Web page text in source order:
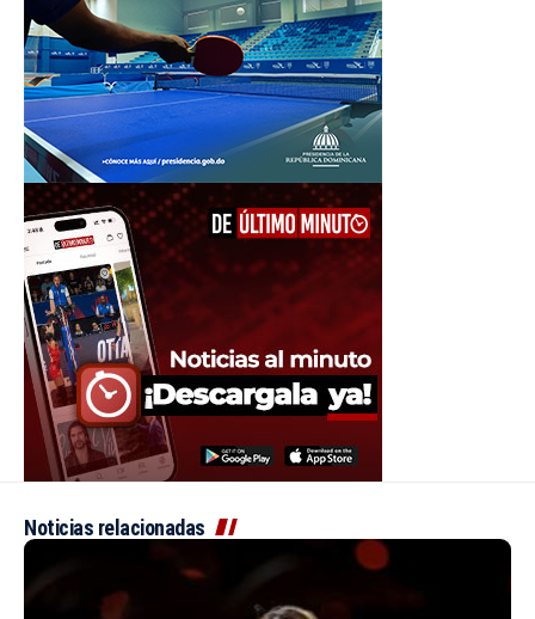
Noticias relacionadas